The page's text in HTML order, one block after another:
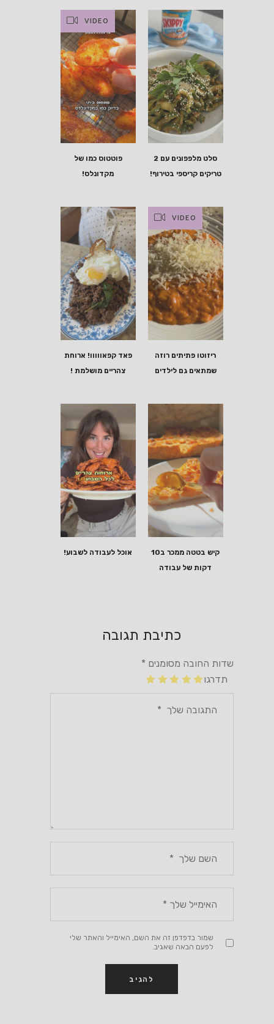
VIDEO
פוטטוס כמו של
מקדונלס!
סלט מלפפונים עם 2
טריקים קריספי בטירוף!
פאד קפאווווו! ארוחת
צהריים מושלמת !
VIDEO
ריזוטו פתיתים רוזה
שמתאים גם לילדים
אוכל לעבודה לשבוע!
קיש בטטה ממכר ב10
דקות של עבודה
כתיבת תגובה
שדות החובה מסומנים *
תדרגו
שמור בדפדפן זה את השם, האימייל והאתר שלי
לפעם הבאה שאגיב.